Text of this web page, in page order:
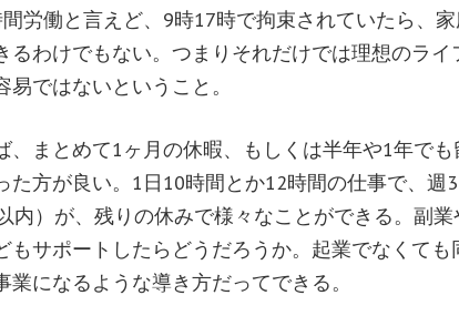
労働と言えど、9時17時で拘束されていたら、
るわけでもない。つまりそれだけでは理想のライ
易ではないということ。
、まとめて1ヶ月の休暇、もしくは半年や1年でも
た方が良い。1日10時間とか12時間の仕事で、週
内）が、残りの休みで様々なことができる。副
もサポートしたらどうだろうか。起業でなくても
業になるような導き方だってできる。